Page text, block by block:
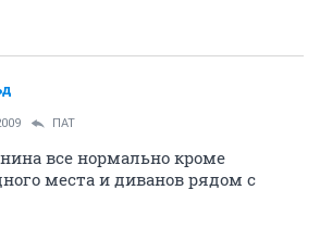
ПАТ
все нормально кроме
места и диванов рядом с